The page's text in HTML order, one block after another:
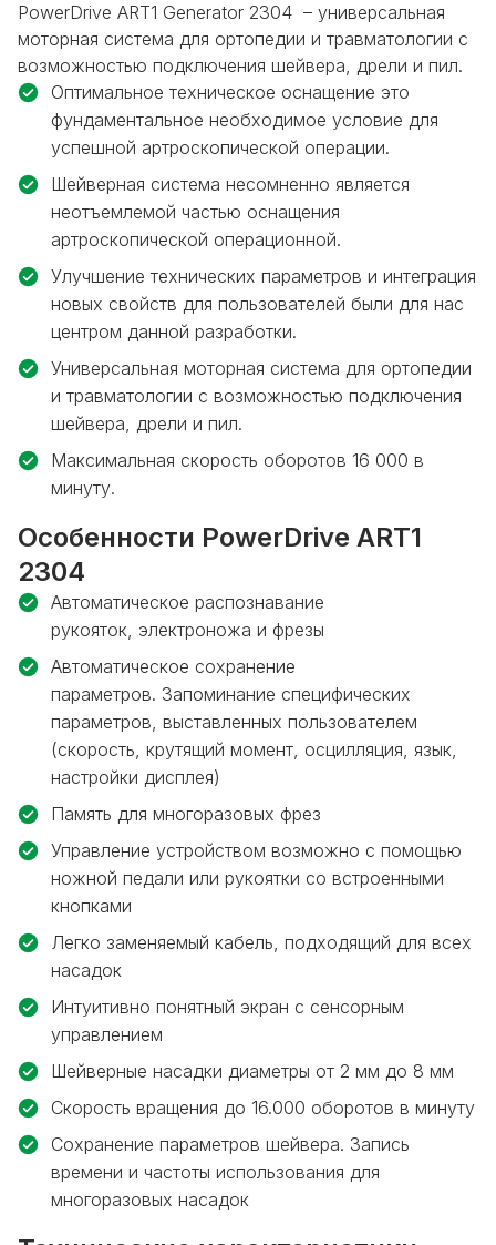
PowerDrive ART1 Generator 2304 – универсальная
моторная система для ортопедии и травматологии с
возможностью подключения шейвера, дрели и пил.
Оптимальное техническое оснащение это
фундаментальное необходимое условие для
успешной артроскопической операции.
Шейверная система несомненно является
неотъемлемой частью оснащения
артроскопической операционной.
Улучшение технических параметров и интеграция
новых свойств для пользователей были для нас
центром данной разработки.
Универсальная моторная система для ортопедии
и травматологии с возможностью подключения
шейвера, дрели и пил.
Максимальная скорость оборотов 16 000 в
минуту.
Особенности PowerDrive ART1
2304
Автоматическое распознавание
рукояток, электроножа и фрезы
Автоматическое сохранение
параметров. Запоминание специфических
параметров, выставленных пользователем
(скорость, крутящий момент, осцилляция, язык,
настройки дисплея)
Память для многоразовых фрез
Управление устройством возможно с помощью
ножной педали или рукоятки со встроенными
кнопками
Легко заменяемый кабель, подходящий для всех
насадок
Интуитивно понятный экран с сенсорным
управлением
Шейверные насадки диаметры от 2 мм до 8 мм
Скорость вращения до 16.000 оборотов в минуту
Сохранение параметров шейвера. Запись
времени и частоты использования для
многоразовых насадок